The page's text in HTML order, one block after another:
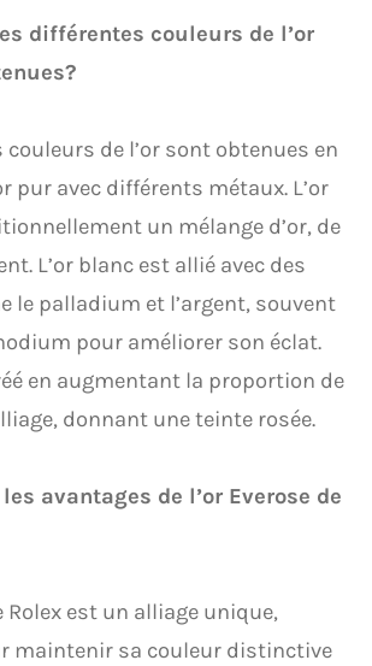
différentes couleurs de l’or
couleurs de l’or sont obtenues en
pur avec différents métaux. L’or
un mélange d’or, de
L’or blanc est allié avec des
le palladium et l’argent, souvent
pour améliorer son éclat.
en augmentant la proportion de
donnant une teinte rosée.
avantages de l’or Everose de
Rolex est un alliage unique,
maintenir sa couleur distinctive